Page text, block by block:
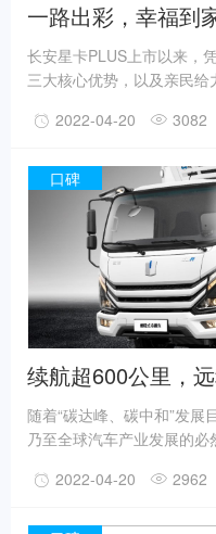
一路出彩，幸福到
销新模式
长安星卡PLUS上市以来，
三大核心优势，以及亲民
峰”形容毫不过分。只是疫
2022-04-20 3082
口碑
续航超600公里，
赚30%
随着“碳达峰、碳中和”发展
乃至全球汽车产业发展的
近年增程式动力形式开始
2022-04-20 2962